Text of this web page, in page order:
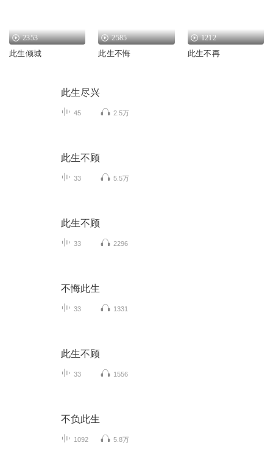
2353
此生倾城
2585
此生不悔
1212
此生不再
此生尽兴
45 2.5万
此生不顾
33 5.5万
此生不顾
33 2296
不悔此生
33 1331
此生不顾
33 1556
不负此生
1092 5.8万